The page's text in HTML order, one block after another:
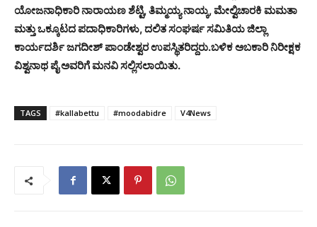
ಯೋಜನಾಧಿಕಾರಿ ನಾರಾಯಣ ಶೆಟ್ಟಿ, ತಿಮ್ಮಯ್ಯ ನಾಯ್ಕ, ಮೇಲ್ವಿಚಾರಕಿ ಮಮತಾ
ಮತ್ತು ಒಕ್ಕೂಟದ ಪದಾಧಿಕಾರಿಗಳು, ದಲಿತ ಸಂಘರ್ಷ ಸಮಿತಿಯ ಜಿಲ್ಲಾ
ಕಾರ್ಯದರ್ಶಿ ಜಗದೀಶ್ ಪಾಂಡೇಶ್ವರ ಉಪಸ್ಥಿತರಿದ್ದರು.ಬಳಿಕ ಅಬಕಾರಿ ನಿರೀಕ್ಷಕ
ವಿಶ್ವನಾಥ ಪೈ ಅವರಿಗೆ ಮನವಿ ಸಲ್ಲಿಸಲಾಯಿತು.
TAGS #kallabettu #moodabidre V4News